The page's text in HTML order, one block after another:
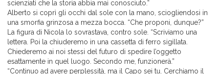
scienziati che la storia abbia mai conosciuto.”
Alberto si coprì gli occhi dal sole con la mano, sciogliendosi in
una smorfia grinzosa a mezza bocca. “Che proponi, dunque?”
La figura di Nicola lo sovrastava, contro sole. “Scriviamo una
lettera. Poi la chiuderemo in una cassetta di ferro sigillata.
Chiederemo ai noi stessi del futuro di spedire l’oggetto
esattamente in quel luogo. Secondo me, funzionerà.”
“Continuo ad avere perplessità, ma il Capo sei tu. Cerchiamo il